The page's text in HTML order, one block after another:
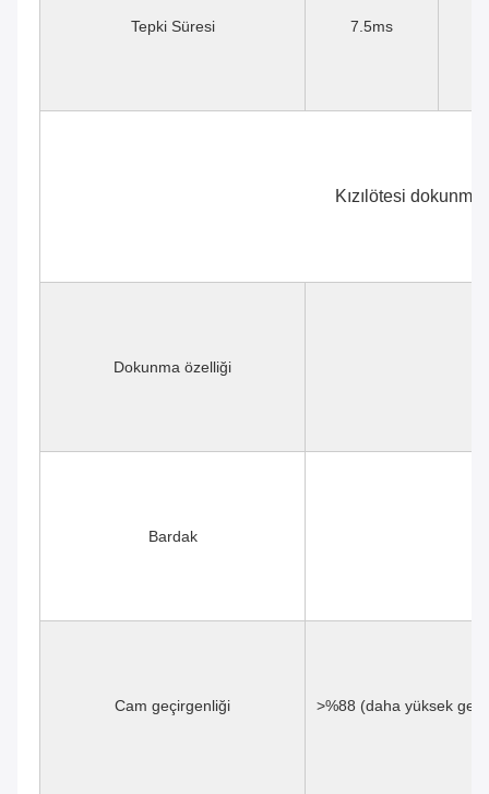
Tepki Süresi 7.5ms
Kızılötesi
Dokunma özelliği
Bardak
Cam geçirgenliği >%88 (daha yüksek